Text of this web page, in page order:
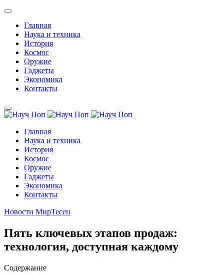
Главная
Наука и техника
История
Космос
Оружие
Гаджеты
Экономика
Контакты
Главная
Наука и техника
История
Космос
Оружие
Гаджеты
Экономика
Контакты
Новости МирТесен
Пять ключевых этапов продаж:
технология, доступная каждому
Содержание